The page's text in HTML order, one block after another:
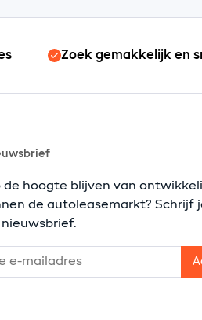
Zoek gemakkelijk en
de hoogte blijven van
de autoleasemarkt? Schrijf